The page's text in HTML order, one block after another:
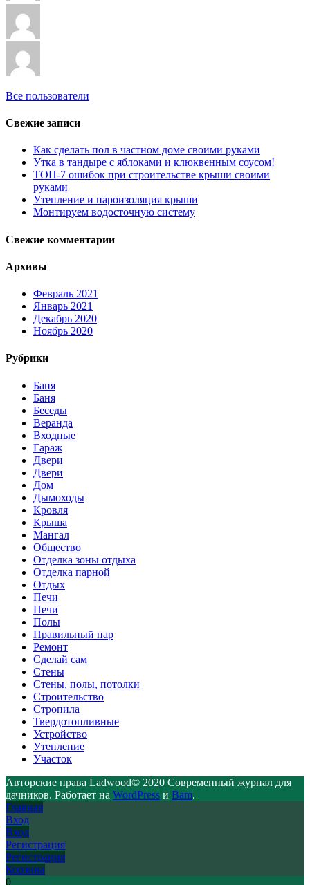
Все пользователи
Свежие записи
Как сделать пол в частном доме своими руками
Утка в тандыре с яблоками и клюквенным соусом!
ТОП-7 ошибок при строительстве крыши своими
руками
Утепление и пароизоляция крыши
Монтируем водосточную систему
Свежие комментарии
Архивы
Февраль 2021
Январь 2021
Декабрь 2020
Ноябрь 2020
Рубрики
Баня
Баня
Беседы
Веранда
Входные
Гараж
Двери
Двери
Дом
Дымоходы
Кровля
Крыша
Мангал
Общество
Отделка зоны отдыха
Отделка парной
Отдых
Печи
Печи
Полы
Правильный пар
Ремонт
Сделай сам
Стены
Стены, полы, потолки
Строительство
Стропила
Твердотопливные
Устройство
Утепление
Участок
Авторские права Ladwood© 2020 Современный журнал для
дачников. Работает на WordPress и Bam.
Главная
Вход
Вход
Регистрация
Регистрация
Корзина
0